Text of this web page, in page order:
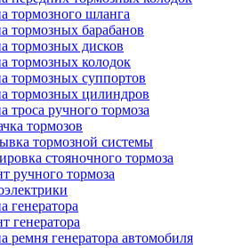
тормозного шланга
тормозных барабанов
тормозных дисков
тормозных колодок
тормозных суппортов
тормозных цилиндров
троса ручного тормоза
тормозов
тормозной системы
стояночного тормоза
ручного тормоза
генератора
генератора
ремня генератора автомобиля